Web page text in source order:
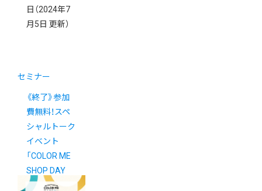
日 （2024年7
月5日 更新）
セミナー
《終了》参加
費無料！スペ
シャルトーク
イベント
「COLOR ME
SHOP DAY
2024